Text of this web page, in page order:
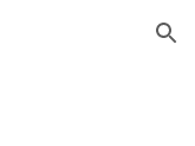
Skip to navigation